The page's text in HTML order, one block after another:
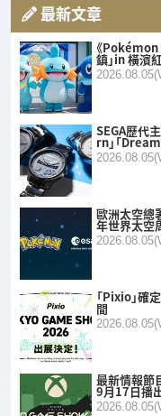
最新文章
《Pokémon
鎮」in 橫濱
SEGA歷代
rn」「
歐洲太空總
年世界太空
「Pixio」確
間
最新情報節
9月17日播